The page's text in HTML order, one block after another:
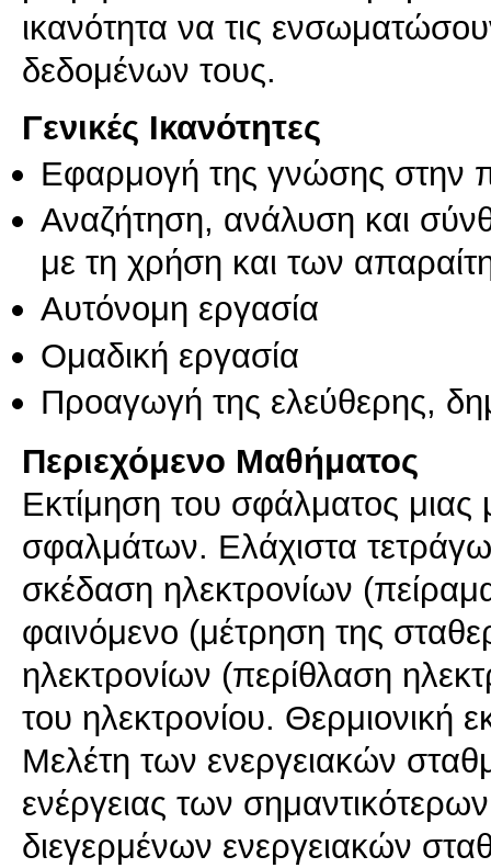
ικανότητα να τις
δεδομένων τους.
Γενικές Ικανότητες
Εφαρμογή της γνώσης στην
Αναζήτηση, ανάλυση και
με τη χρήση και των
Αυτόνομη εργασία
Ομαδική εργασία
Προαγωγή της ελεύθερης,
Περιεχόμενο Μαθήματος
Εκτίμηση του σφάλματος
σφαλμάτων. Ελάχιστα
σκέδαση ηλεκτρονίων
φαινόμενο (μέτρηση της
ηλεκτρονίων (περίθλαση
του ηλεκτρονίου.
Μελέτη των ενεργειακών
ενέργειας των
διεγερμένων ενεργειακών